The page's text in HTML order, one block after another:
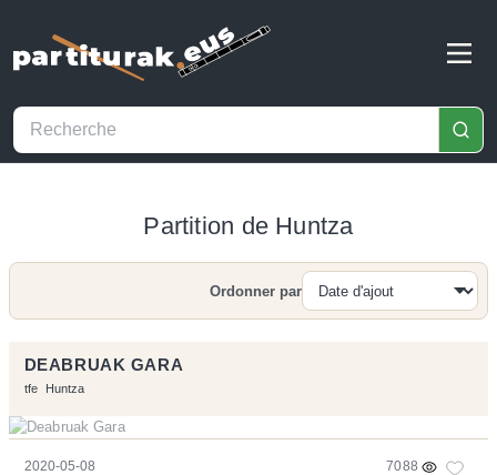
Partition de Huntza
Recherche
Ordonner par
DEABRUAK GARA
tfe Huntza
2020-05-08 7088